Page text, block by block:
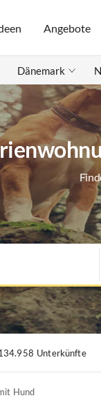
Angebote
Dänemark
Unterkünfte
Hund